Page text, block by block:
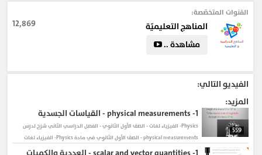
مادة Physics- الفيزياء لغات
#كورسات_اونلاين_من_اليوتيوب
#الصف_الاول_الثانوى
#online_courses
#Family
#مجلة_الأسرة_والطفل
#الجانب_الأسري
القنوات المتخصّصة:
12,869
المناهج التعليميّة
مشاهدة ..
الفيديو التالي:
المزيد:
559
1- physical measurements - القياسات الجسدية
Physics- الفيزياء لغات - الصف الأول الثانوي - الفصل الدراسي الثاني
شرح لدرس
physical measurements - الصف الأول الثانوي في مادة Physics- الفيزياء لغات